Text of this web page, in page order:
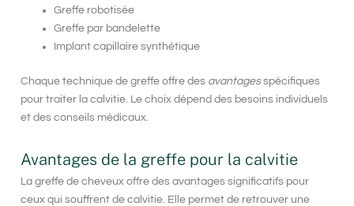
Greffe robotisée
Greffe par bandelette
Implant capillaire synthétique
Chaque technique de greffe offre des avantagesspécifiques
pour traiter la calvitie. Le choix dépend des besoins individuels
et des conseils médicaux.
Avantages de la greffe pour la calvitie
La greffe de cheveux offre des avantages significatifs pour
ceux qui souffrent de calvitie. Elle permet de retrouver une